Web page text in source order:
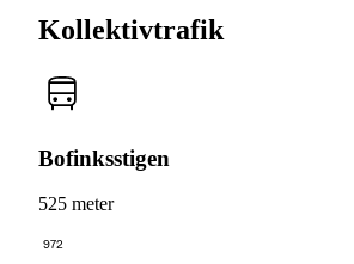
Kollektivtrafik
Bofinksstigen
525 meter
972